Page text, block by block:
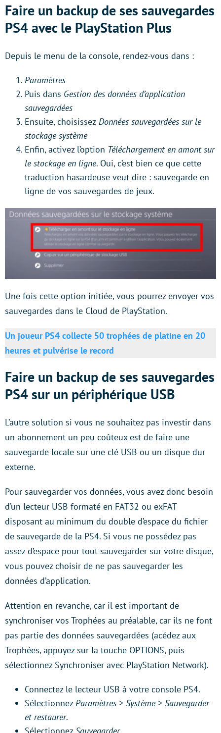
Faire un backup de ses sauvegardes
PS4 avec le PlayStation Plus
Depuis le menu de la console, rendez-vous dans :
Paramètres
Puis dans Gestion des données d’application
sauvegardées
Ensuite, choisissez Données sauvegardées sur le
stockage système
Enfin, activez l’option Téléchargement en amont sur
le stockage en ligne. Oui, c’est bien ce que cette
traduction hasardeuse veut dire : sauvegarde en
ligne de vos sauvegardes de jeux.
Une fois cette option initiée, vous pourrez envoyer vos
sauvegardes dans le Cloud de PlayStation.
Un joueur PS4 collecte 50 trophées de platine en 20
heures et pulvérise le record
Faire un backup de ses sauvegardes
PS4 sur un périphérique USB
L’autre solution si vous ne souhaitez pas investir dans
un abonnement un peu coûteux est de faire une
sauvegarde locale sur une clé USB ou un disque dur
externe.
Pour sauvegarder vos données, vous avez donc besoin
d’un lecteur USB formaté en FAT32 ou exFAT
disposant au minimum du double d’espace du fichier
de sauvegarde de la PS4. Si vous ne possédez pas
assez d’espace pour tout sauvegarder sur votre disque,
vous pouvez choisir de ne pas sauvegarder les
données d’application.
Attention en revanche, car il est important de
synchroniser vos Trophées au préalable, car ils ne font
pas partie des données sauvegardées (acédez aux
Trophées, appuyez sur la touche OPTIONS, puis
sélectionnez Synchroniser avec PlayStation Network).
Connectez le lecteur USB à votre console PS4.
SélectionnezParamètres > Système> Sauvegarder
et restaurer.
Sélectionnez Sauvegarder.